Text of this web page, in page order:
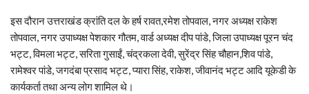
इस दौरान उत्तराखंड क्रांति दल के हर्ष रावत,रमेश तोपवाल, नगर अध्यक्ष राकेश
तोपवाल, नगर उपाध्यक्ष पेशकार गौतम, वार्ड अध्यक्ष दीप पांडे, जिला उपाध्यक्ष पूरन चंद
भट्ट, विमला भट्ट, सरिता गुसाईं, चंद्रकला देवी, सुरेंद्र सिंह चौहान,शिव पांडे,
रामेश्वर पांडे, जगदंबा प्रसाद भट्ट, प्यारा सिंह, राकेश, जीवानंद भट्ट आदि यूकेडी के
कार्यकर्ता तथा अन्य लोग शामिल थे।